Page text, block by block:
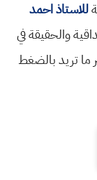
للاستاذ احمد
والحقيقة في
ما تريد بالضغط